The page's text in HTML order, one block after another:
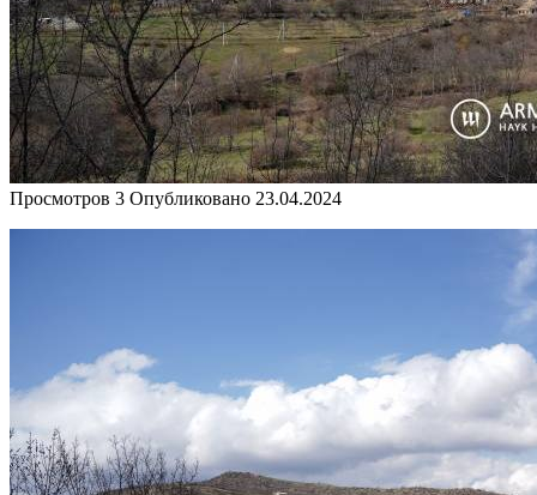
Просмотров 3 Опубликовано 23.04.2024